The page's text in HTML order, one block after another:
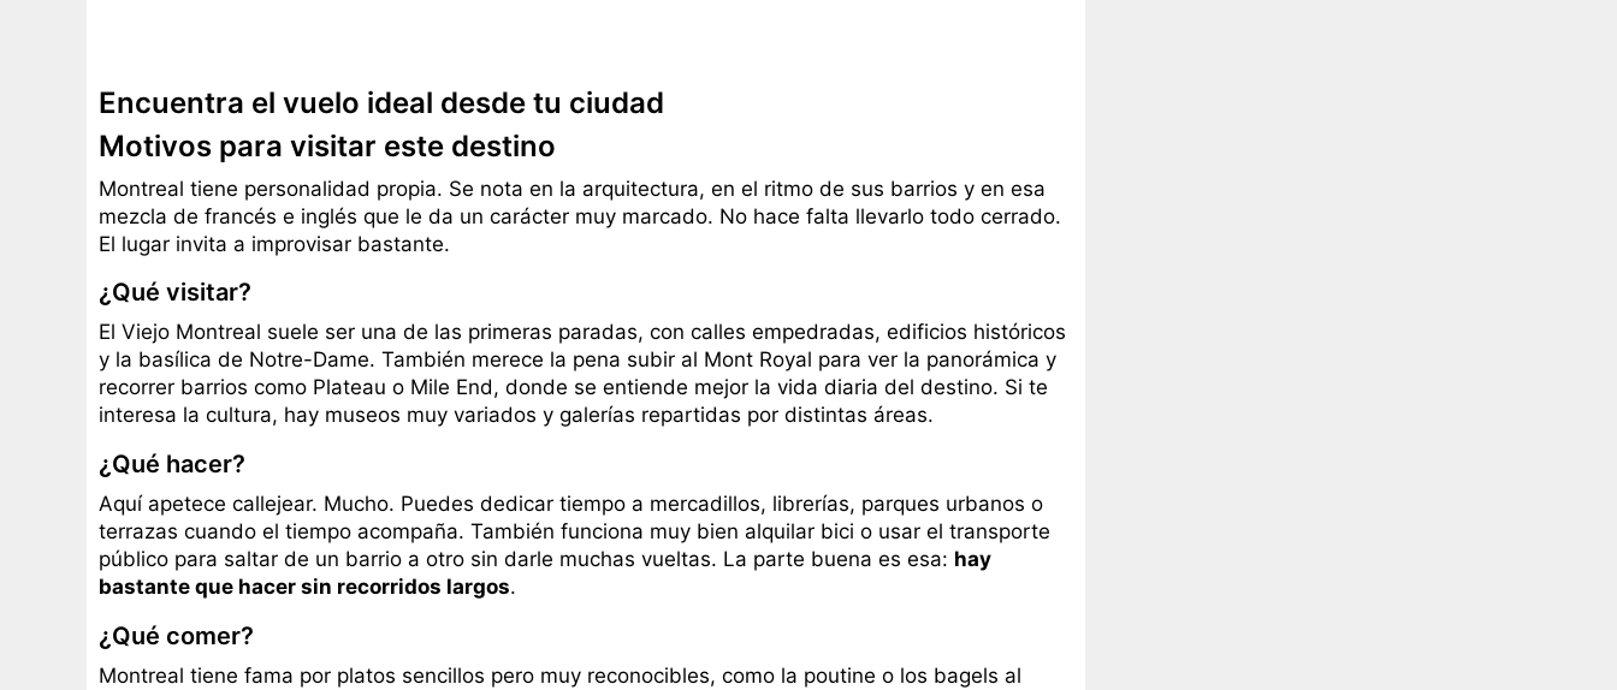
Encuentra el vuelo ideal desde tu ciudad
Motivos para visitar este destino
Montreal tiene personalidad propia. Se nota en la arquitectura, en el ritmo de sus barrios y en esa
mezcla de francés e inglés que le da un carácter muy marcado. No hace falta llevarlo todo cerrado.
El lugar invita a improvisar bastante.
¿Qué visitar?
El Viejo Montreal suele ser una de las primeras paradas, con calles empedradas, edificios históricos
y la basílica de Notre-Dame. También merece la pena subir al Mont Royal para ver la panorámica y
recorrer barrios como Plateau o Mile End, donde se entiende mejor la vida diaria del destino. Si te
interesa la cultura, hay museos muy variados y galerías repartidas por distintas áreas.
¿Qué hacer?
Aquí apetece callejear. Mucho. Puedes dedicar tiempo a mercadillos, librerías, parques urbanos o
terrazas cuando el tiempo acompaña. También funciona muy bien alquilar bici o usar el transporte
público para saltar de un barrio a otro sin darle muchas vueltas. La parte buena es esa: hay
bastante que hacer sin recorridos largos.
¿Qué comer?
Montreal tiene fama por platos sencillos pero muy reconocibles, como la poutine o los bagels al